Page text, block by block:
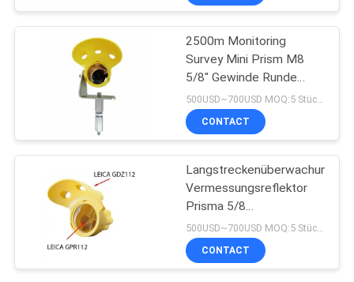
ZITAT
SITEMAP
POLICY
Tachymeterprisma
Prisma Pole Bipod
11
2500m Monitoring
Survey Mini Prism M8
5/8" Gewinde Runde
Form Gesamtstation
Zubehör
500USD~700USD MOQ:5 Stücke
CONTACT
Langstreckenüberwachung,
Vermessungsreflektor
Prisma 5/8
"Fadenvermessung
Zubehör Leica
CONTACT